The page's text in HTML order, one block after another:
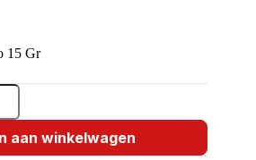
15 Gr
aan winkelwagen